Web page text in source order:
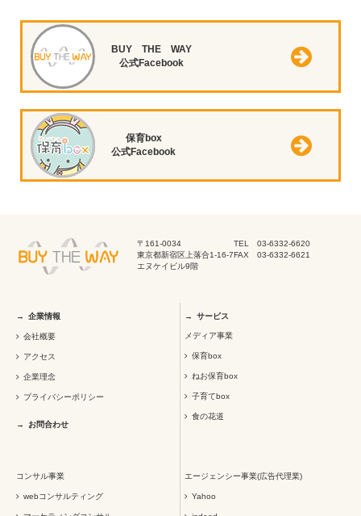
BUY THE WAY
公式Facebook
保育box
公式Facebook
〒161-0034
東京都新宿区上落合1-16-7
エヌケイビル9階
TEL 03-6332-6620
FAX 03-6332-6621
企業情報
会社概要
アクセス
企業理念
プライバシーポリシー
お問合わせ
サービス
メディア事業
保育box
ねお保育box
子育てbox
食の花道
コンサル事業
webコンサルティング
エージェンシー事業(広告代理業)
Yahoo